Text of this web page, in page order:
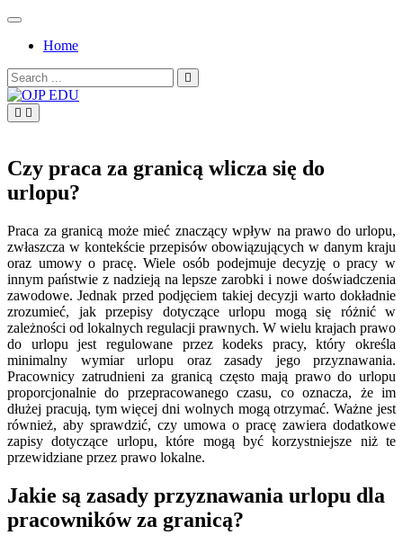
Skip
contentHome
Search
for:
Czy praca za granicą wlicza się do
urlopu?
Praca za granicą może mieć znaczący wpływ na prawo do urlopu,
zwłaszcza w kontekście przepisów obowiązujących w danym kraju
oraz umowy o pracę. Wiele osób podejmuje decyzję o pracy w
innym państwie z nadzieją na lepsze zarobki i nowe doświadczenia
zawodowe. Jednak przed podjęciem takiej decyzji warto dokładnie
zrozumieć, jak przepisy dotyczące urlopu mogą się różnić w
zależności od lokalnych regulacji prawnych. W wielu krajach prawo
do urlopu jest regulowane przez kodeks pracy, który określa
minimalny wymiar urlopu oraz zasady jego przyznawania.
Pracownicy zatrudnieni za granicą często mają prawo do urlopu
proporcjonalnie do przepracowanego czasu, co oznacza, że im
dłużej pracują, tym więcej dni wolnych mogą otrzymać. Ważne jest
również, aby sprawdzić, czy umowa o pracę zawiera dodatkowe
zapisy dotyczące urlopu, które mogą być korzystniejsze niż te
przewidziane przez prawo lokalne.
Jakie są zasady przyznawania urlopu dla
pracowników za granicą?